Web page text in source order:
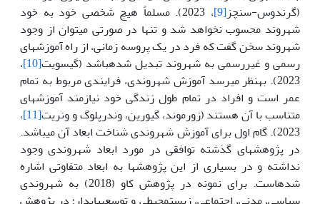
(گرندوس-سنچز[9]
، 2023). مسلماً هیچ شخصی خود به خود
شهروند محسوب نخواهد شد و تنها در صورتی می­توان از وجود
شهروند سخن گفت که فرد در یک پروسه زمانی، از راه آموزش­های
رسمی و غیررسمی به شهروند تبدیل شده­باشد (گیسویت[10]
،
2023). به­نظر می­رسد آموزش شهروندی، فرایندی مربوط به تمام
عمر است و افراد در تمام طول زندگی خود نیازمند آموزش­های
متناسب با آن هستند (زورموند، گیورین، ون­درپلوگ و ون­ریت[11]
،
2023). گام اول برای آموزش شهروندی شناخت ابعاد آن می­باشد.
در پژوهش­های گذشته توافقی در مورد ابعاد شهروندی وجود
نداشته و در بسیاری از این پژوهش­ها به ابعاد متفاوتی اشاره
شده­است. برای نمونه در پژوهش کاو (2018) به شهروندی